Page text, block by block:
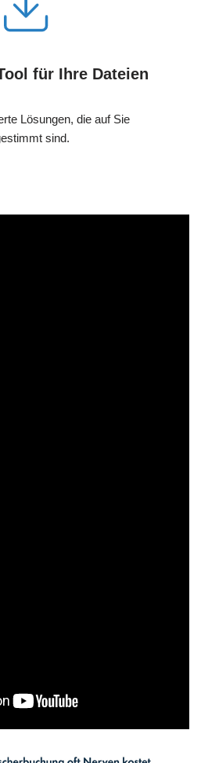
für Ihre Dateien
Lösungen, die auf Sie
sind.